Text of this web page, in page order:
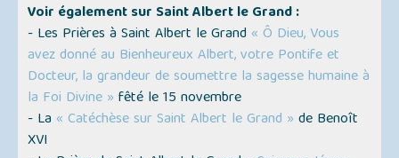
Voir également sur Saint Albert le Grand :
- Les Prières à Saint Albert le Grand « Ô Dieu, Vous
avez donné au Bienheureux Albert, votre Pontife et
Docteur, la grandeur de soumettre la sagesse humaine à
la Foi Divine » fêté le 15 novembre
- La « Catéchèse sur Saint Albert le Grand » de Benoît
XVI